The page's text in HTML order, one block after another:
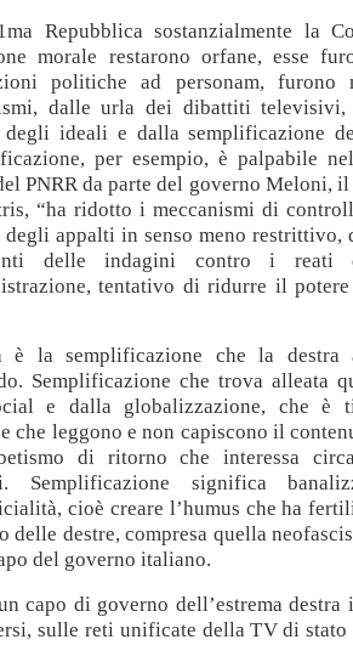
Repubblica sostanzialmente la
morale restarono orfane, esse
politiche ad personam, furono
dalle urla dei dibattiti televisivi,
degli ideali e dalla semplificazione
per esempio, è palpabile
PNRR da parte del governo Meloni,
“ha ridotto i meccanismi di
degli appalti in senso meno restrittivo,
delle indagini contro i reati
tentativo di ridurre il
è la semplificazione che la destra
Semplificazione che trova alleata
e dalla globalizzazione, che è
che leggono e non capiscono il
di ritorno che interessa
Semplificazione significa
cioè creare l’humus che ha
delle destre, compresa quella
del governo italiano.
capo di governo dell’estrema destra
sulle reti unificate della TV di stato